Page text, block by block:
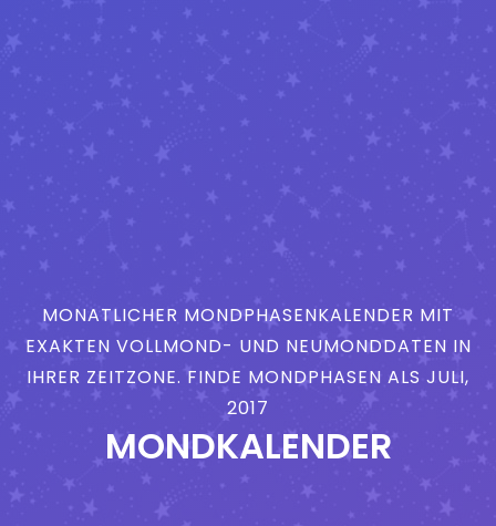
MONATLICHER MONDPHASENKALENDER MIT
EXAKTEN VOLLMOND- UND NEUMONDDATEN IN
IHRER ZEITZONE. FINDE MONDPHASEN ALS JULI,
2017
MONDKALENDER